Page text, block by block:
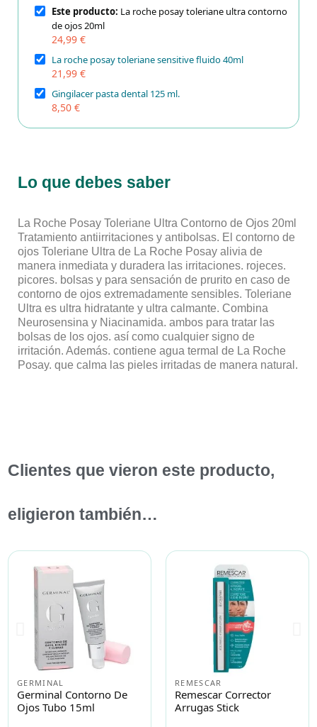
Este producto: La roche posay toleriane ultra contorno
de ojos 20ml
24,99 €
La roche posay toleriane sensitive fluido 40ml
21,99 €
Gingilacer pasta dental 125 ml.
8,50 €
Lo que debes saber
La Roche Posay Toleriane Ultra Contorno de Ojos 20ml
Tratamiento antiirritaciones y antibolsas. El contorno de
ojos Toleriane Ultra de La Roche Posay alivia de
manera inmediata y duradera las irritaciones. rojeces.
picores. bolsas y para sensación de prurito en caso de
contorno de ojos extremadamente sensibles. Toleriane
Ultra es ultra hidratante y ultra calmante. Combina
Neurosensina y Niacinamida. ambos para tratar las
bolsas de los ojos. así como cualquier signo de
irritación. Además. contiene agua termal de La Roche
Posay. que calma las pieles irritadas de manera natural.
Clientes que vieron este producto,
eligieron también…
GERMINAL
Germinal Contorno De
Ojos Tubo 15ml
REMESCAR
Remescar Corrector
Arrugas Stick